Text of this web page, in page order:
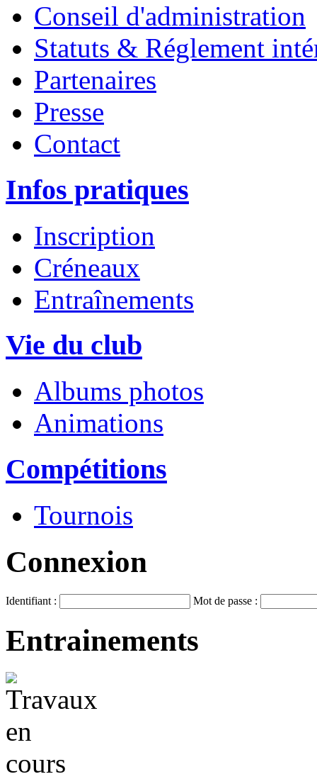
Conseil d'administration
Statuts & Réglement
Partenaires
Presse
Contact
Infos pratiques
Inscription
Créneaux
Entraînements
Vie du club
Albums photos
Animations
Compétitions
Tournois
Connexion
Identifiant : Mot de passe :
Entrainements